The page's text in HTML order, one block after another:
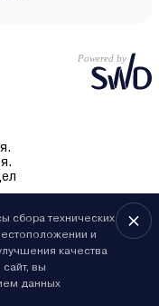
сбора технических
и
качества
вы
данных